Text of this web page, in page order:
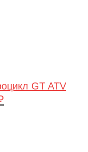
GT ATV